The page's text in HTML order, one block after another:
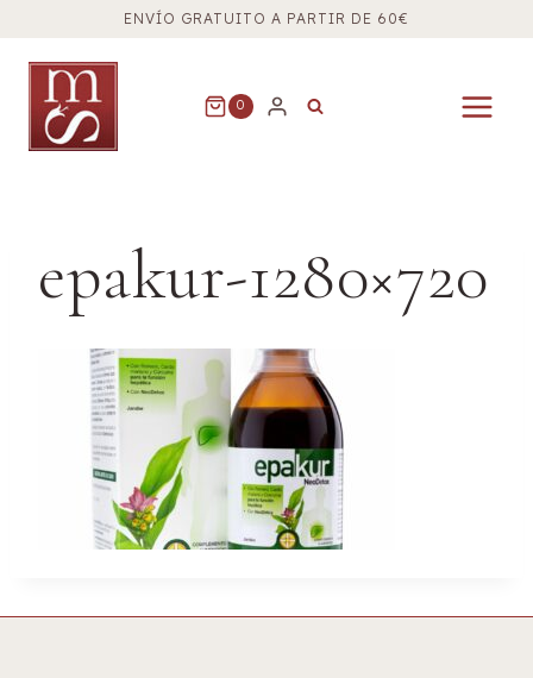
contenido
ENVÍO GRATUITO A PARTIR DE 60€
0
epakur-1280×720